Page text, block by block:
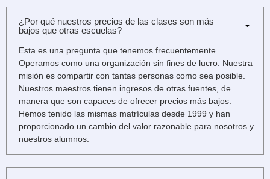
¿Por qué nuestros precios de las clases son más
bajos que otras escuelas?
Esta es una pregunta que tenemos frecuentemente.
Operamos como una organización sin fines de lucro. Nuestra
misión es compartir con tantas personas como sea posible.
Nuestros maestros tienen ingresos de otras fuentes, de
manera que son capaces de ofrecer precios más bajos.
Hemos tenido las mismas matrículas desde 1999 y han
proporcionado un cambio del valor razonable para nosotros y
nuestros alumnos.